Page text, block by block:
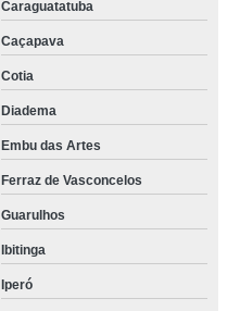
Caraguatatuba
Caçapava
Cotia
Diadema
Embu das Artes
Ferraz de Vasconcelos
Guarulhos
Ibitinga
Iperó